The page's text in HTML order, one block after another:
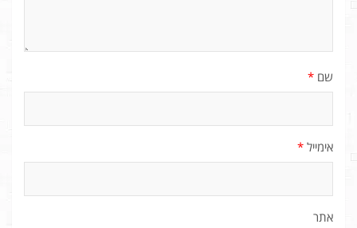
שם *
אימייל *
אתר